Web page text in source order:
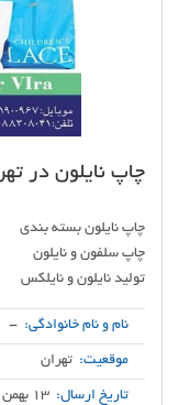
چاپ‌ نایلون در
تولید نایلون و نایلکس
نام و نام خانوادگی: -
موقعیت: تهران
تاریخ ارسال: 13 بهمن 1399 ساعت 12:57